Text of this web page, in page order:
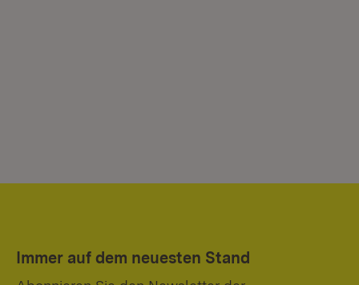
Immer auf dem neuesten Stand